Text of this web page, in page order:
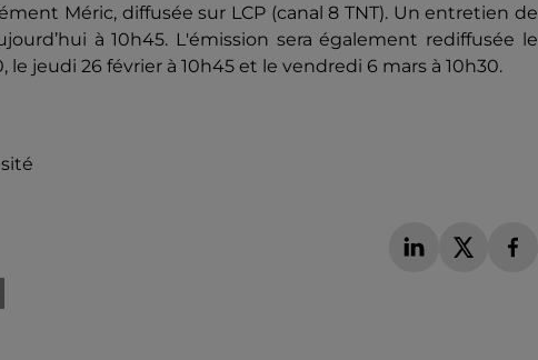
Méric, diffusée sur LCP (canal 8 TNT). Un entretien de
à 10h45. L'émission sera également rediffusée le
le jeudi 26 février à 10h45 et le vendredi 6 mars à 10h30.